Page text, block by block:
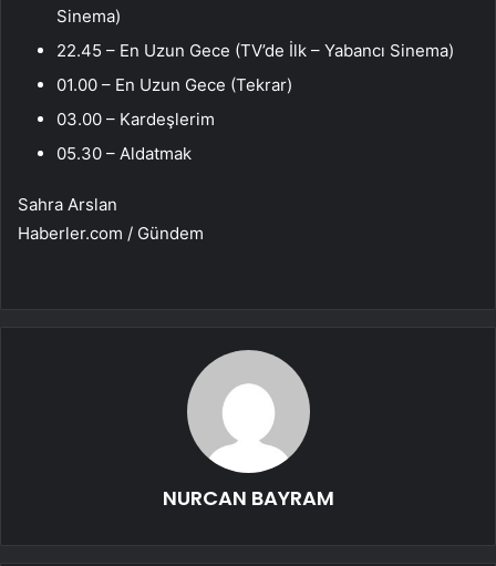
Sinema)
22.45 – En Uzun Gece (TV’de İlk – Yabancı Sinema)
01.00 – En Uzun Gece (Tekrar)
03.00 – Kardeşlerim
05.30 – Aldatmak
Sahra Arslan
Haberler.com / Gündem
NURCAN BAYRAM